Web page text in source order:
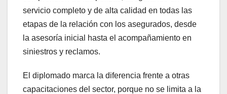
servicio completo y de alta calidad en todas las
etapas de la relación con los asegurados, desde
la asesoría inicial hasta el acompañamiento en
siniestros y reclamos.
El diplomado marca la diferencia frente a otras
capacitaciones del sector, porque no se limita a la